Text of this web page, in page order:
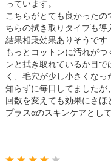
っています。
こちらがとても良かったの
ちらの拭き取りタイプも導
結果相乗効果ありそうです
もっとコットンに汚れが
ンと拭き取れているか目
く、毛穴が少し小さくなっ
知らずに毎日してましたが
回数を変えても効果にさほ
プラスαのスキンケアとし